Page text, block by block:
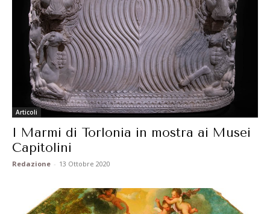
Articoli
I Marmi di Torlonia in mostra ai Musei
Capitolini
Redazione - 13 Ottobre 2020